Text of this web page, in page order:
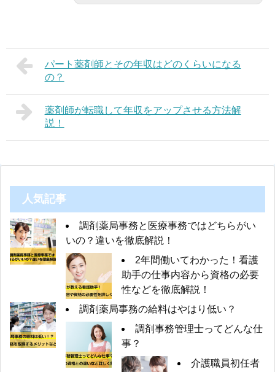
パート薬剤師とその年収はどのくらいになる
の？
薬剤師が転職して年収をアップさせる方法解
説！
人気記事
調剤薬局事務と医療事務ではどちらがい
いの？違いを徹底解説！
2年間働いてわかった！看護
助手の仕事内容から資格の必要
性などを徹底解説！
調剤薬局事務の給料はやはり低い？
調剤事務管理士ってどんな仕
事？
介護職員初任者